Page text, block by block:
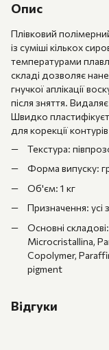
Опис
Плівковий
із суміші кількох
температурами
складі дозволяє
гнучкої аплікації
після зняття.
Швидко
для корекції
Текстура:
Форма випуску:
Об'єм: 1 кг
Призначення: усі
Основні
Microcristallina,
Copolymer,
pigment
Відгуки